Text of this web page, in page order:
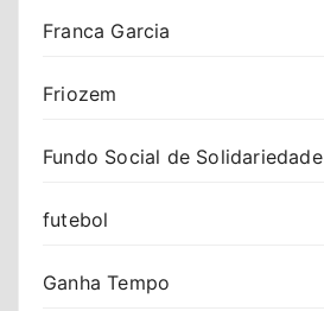
Franca Garcia
Friozem
Fundo Social de Solidariedade
futebol
Ganha Tempo